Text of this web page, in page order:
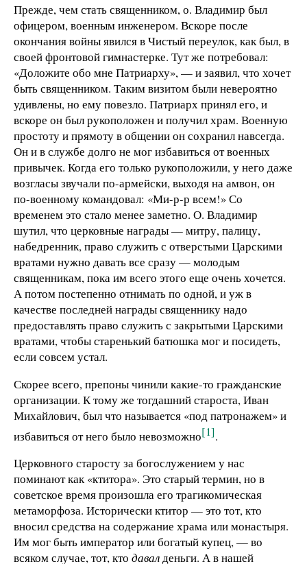
Прежде, чем стать священником, о. Владимир был
офицером, военным инженером. Вскоре после
окончания войны явился в Чистый переулок, как был, в
своей фронтовой гимнастерке. Тут же потребовал:
«Доложите обо мне Патриарху», — и заявил, что хочет
быть священником. Таким визитом были невероятно
удивлены, но ему повезло. Патриарх принял его, и
вскоре он был рукоположен и получил храм. Военную
простоту и прямоту в общении он сохранил навсегда.
Он и в службе долго не мог избавиться от военных
привычек. Когда его только рукоположили, у него даже
возгласы звучали по-армейски, выходя на амвон, он
по-военному командовал: «Ми-р-р всем!» Со
временем это стало менее заметно. О. Владимир
шутил, что церковные награды — митру, палицу,
набедренник, право служить с отверстыми Царскими
вратами нужно давать все сразу — молодым
священникам, пока им всего этого еще очень хочется.
А потом постепенно отнимать по одной, и уж в
качестве последней награды священнику надо
предоставлять право служить с закрытыми Царскими
вратами, чтобы старенький батюшка мог и посидеть,
если совсем устал.
Скорее всего, препоны чинили какие-то гражданские
организации. К тому же тогдашний староста, Иван
Михайлович, был что называется «под патронажем» и
избавиться от него было невозможно[1].
Церковного старосту за богослужением у нас
поминают как «ктитора». Это старый термин, но в
советское время произошла его трагикомическая
метаморфоза. Исторически ктитор — это тот, кто
вносил средства на содержание храма или монастыря.
Им мог быть император или богатый купец, — во
всяком случае, тот, кто давалденьги. А в нашей